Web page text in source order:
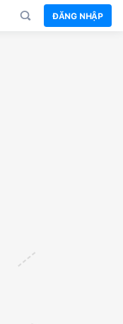
ĐĂNG NHẬP